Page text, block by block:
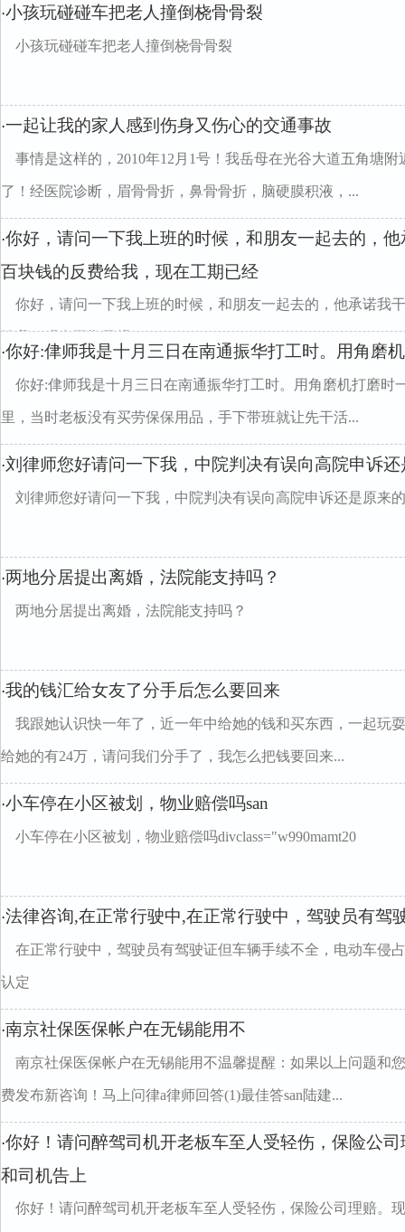
·小孩玩碰碰车把老人撞倒桡骨骨裂
小孩玩碰碰车把老人撞倒桡骨骨裂
·一起让我的家人感到伤身又伤心的交通事故
事情是这样的，2010年12月1号！我岳母在光谷大道五角塘
了！经医院诊断，眉骨骨折，鼻骨骨折，脑硬膜积液，...
·你好，请问一下我上班的时候，和朋友一起去的，
百块钱的反费给我，现在工期已经
你好，请问一下我上班的时候，和朋友一起去的，他承诺我
给我，现在工期已经
·你好:侓师我是十月三日在南通振华打工时。用角磨
你好:侓师我是十月三日在南通振华打工时。用角磨机打磨时
里，当时老板没有买劳保保用品，手下带班就让先干活...
·刘律师您好请问一下我，中院判决有误向高院申诉
刘律师您好请问一下我，中院判决有误向高院申诉还是原来
·两地分居提出离婚，法院能支持吗？
两地分居提出离婚，法院能支持吗？
·我的钱汇给女友了分手后怎么要回来
我跟她认识快一年了，近一年中给她的钱和买东西，一起玩
给她的有24万，请问我们分手了，我怎么把钱要回来...
·小车停在小区被划，物业赔偿吗san
小车停在小区被划，物业赔偿吗divclass="w990mamt20
·法律咨询,在正常行驶中,在正常行驶中，驾驶员有驾
在正常行驶中，驾驶员有驾驶证但车辆手续不全，电动车侵
认定
·南京社保医保帐户在无锡能用不
南京社保医保帐户在无锡能用不温馨提醒：如果以上问题和
费发布新咨询！马上问律a律师回答(1)最佳答san陆建...
·你好！请问醉驾司机开老板车至人受轻伤，保险公
和司机告上
你好！请问醉驾司机开老板车至人受轻伤，保险公司理赔。